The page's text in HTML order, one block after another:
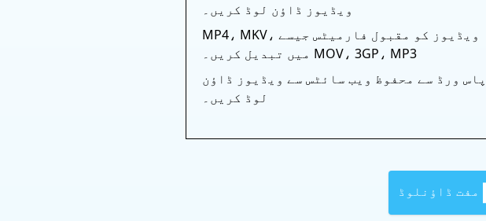
ویڈیوز ڈاؤن لوڈ کریں۔
ویڈیوز کو مقبول فارمیٹس جیسے MP4، MKV،
MOV، 3GP، MP3 میں تبدیل کریں۔
پاس ورڈ سے محفوظ ویب سائٹس سے ویڈیوز ڈاؤن
لوڈ کریں۔
مفت ڈاؤنلوڈ